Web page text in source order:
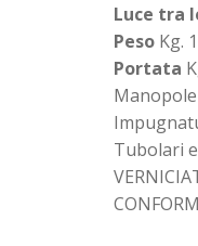
Luce tra
Peso Kg.
Portata
Tubolari